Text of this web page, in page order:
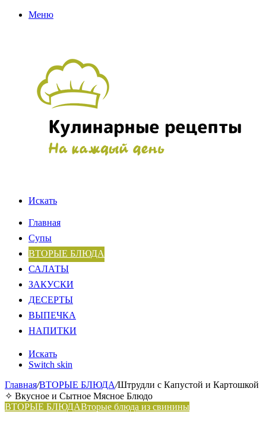
Меню
Искать
Главная
Супы
ВТОРЫЕ БЛЮДА
САЛАТЫ
ЗАКУСКИ
ДЕСЕРТЫ
ВЫПЕЧКА
НАПИТКИ
Искать
Switch skin
Главная/ВТОРЫЕ БЛЮДА/Штрудли с Капустой и Картошкой
✧ Вкусное и Сытное Мясное Блюдо
ВТОРЫЕ БЛЮДАВторые блюда из свинины